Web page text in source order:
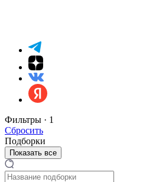
Фильтры · 1
Сбросить
Подборки
Показать все